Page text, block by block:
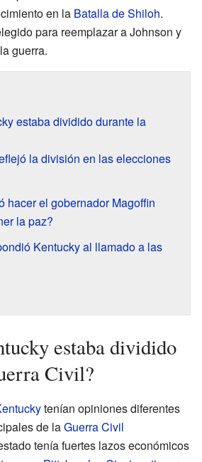
en la Batalla de Shiloh.
para reemplazar a Johnson y
guerra.
estaba dividido durante la
la división en las elecciones
hacer el gobernador Magoffin
la paz?
Kentucky al llamado a las
estaba dividido
Civil?
tenían opiniones diferentes
de laGuerra Civil
tenía fuertes lazos económicos